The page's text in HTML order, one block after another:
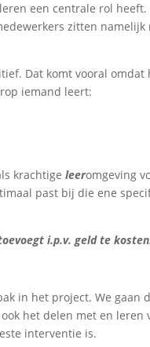
een centrale rol
zitten
Dat komt vooral
iemand leert:
krachtigeleeromgeving
past bij die ene
i.p.v. geld te
in het project. We gaan
het delen met en leren
interventie is.